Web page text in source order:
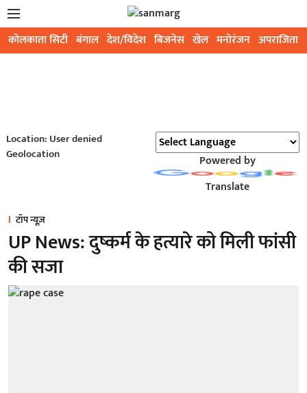
कोलकाता सिटी बंगाल देश/विदेश बिजनेस खेल मनोरंजन अपराजिता
Location: User denied
Geolocation
Powered by
Translate
टॉप न्यूज़
UP News: दुष्कर्म के हत्यारे को मिली फांसी
की सजा